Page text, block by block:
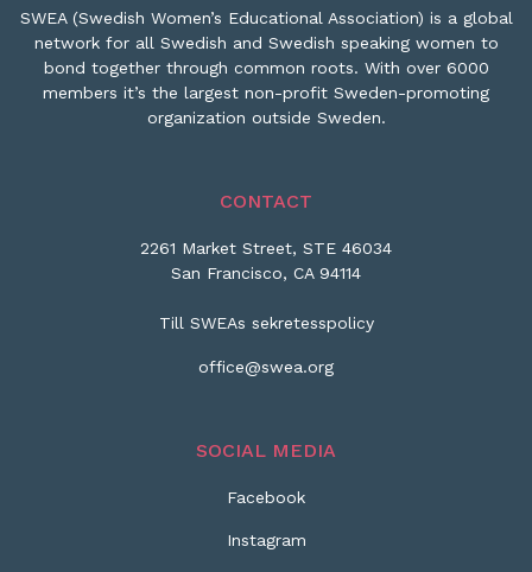
SWEA (Swedish Women’s Educational Association) is a global
network for all Swedish and Swedish speaking women to
bond together through common roots. With over 6000
members it’s the largest non-profit Sweden-promoting
organization outside Sweden.
CONTACT
2261 Market Street, STE 46034
San Francisco, CA 94114
Till SWEAs sekretesspolicy
office@swea.org
SOCIAL MEDIA
Facebook
Instagram